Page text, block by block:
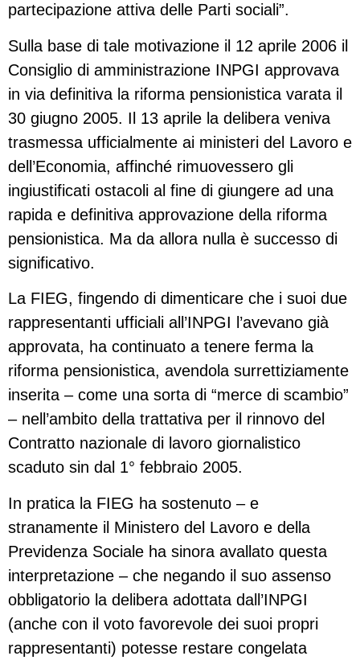
partecipazione attiva delle Parti sociali”.
Sulla base di tale motivazione il 12 aprile 2006 il
Consiglio di amministrazione INPGI approvava
in via definitiva la riforma pensionistica varata il
30 giugno 2005. Il 13 aprile la delibera veniva
trasmessa ufficialmente ai ministeri del Lavoro e
dell’Economia, affinché rimuovessero gli
ingiustificati ostacoli al fine di giungere ad una
rapida e definitiva approvazione della riforma
pensionistica. Ma da allora nulla è successo di
significativo.
La FIEG, fingendo di dimenticare che i suoi due
rappresentanti ufficiali all’INPGI l’avevano già
approvata, ha continuato a tenere ferma la
riforma pensionistica, avendola surrettiziamente
inserita – come una sorta di “merce di scambio”
– nell’ambito della trattativa per il rinnovo del
Contratto nazionale di lavoro giornalistico
scaduto sin dal 1° febbraio 2005.
In pratica la FIEG ha sostenuto – e
stranamente il Ministero del Lavoro e della
Previdenza Sociale ha sinora avallato questa
interpretazione – che negando il suo assenso
obbligatorio la delibera adottata dall’INPGI
(anche con il voto favorevole dei suoi propri
rappresentanti) potesse restare congelata